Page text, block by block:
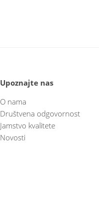
Upoznajte nas
O nama
Društvena odgovornost
Jamstvo kvalitete
Novosti